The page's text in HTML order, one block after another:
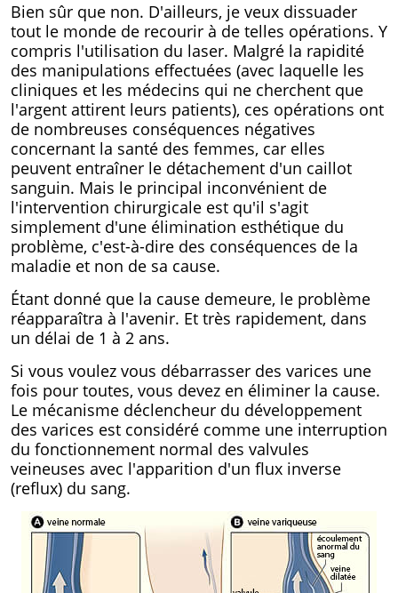
Bien sûr que non. D'ailleurs, je veux dissuader
tout le monde de recourir à de telles opérations. Y
compris l'utilisation du laser. Malgré la rapidité
des manipulations effectuées (avec laquelle les
cliniques et les médecins qui ne cherchent que
l'argent attirent leurs patients), ces opérations ont
de nombreuses conséquences négatives
concernant la santé des femmes, car elles
peuvent entraîner le détachement d'un caillot
sanguin. Mais le principal inconvénient de
l'intervention chirurgicale est qu'il s'agit
simplement d'une élimination esthétique du
problème, c'est-à-dire des conséquences de la
maladie et non de sa cause.
Étant donné que la cause demeure, le problème
réapparaîtra à l'avenir. Et très rapidement, dans
un délai de 1 à 2 ans.
Si vous voulez vous débarrasser des varices une
fois pour toutes, vous devez en éliminer la cause.
Le mécanisme déclencheur du développement
des varices est considéré comme une interruption
du fonctionnement normal des valvules
veineuses avec l'apparition d'un flux inverse
(reflux) du sang.